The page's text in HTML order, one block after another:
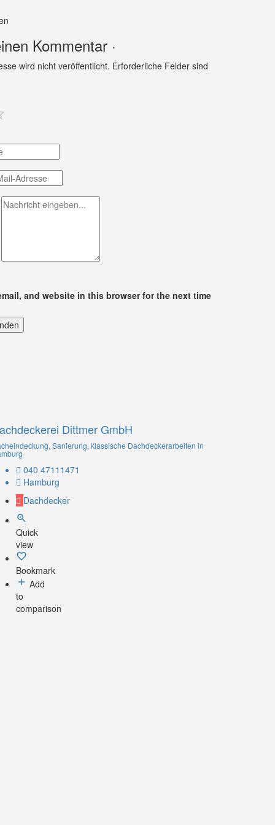
Kommentar ·
wird nicht veröffentlicht. Erforderliche Felder sind
and website in this browser for the next time
Dittmer GmbH
Sanierung, klassische Dachdeckerarbeiten in
040 47111471
Hamburg
Dachdecker
Quick
view
Bookmark
Add
to
comparison